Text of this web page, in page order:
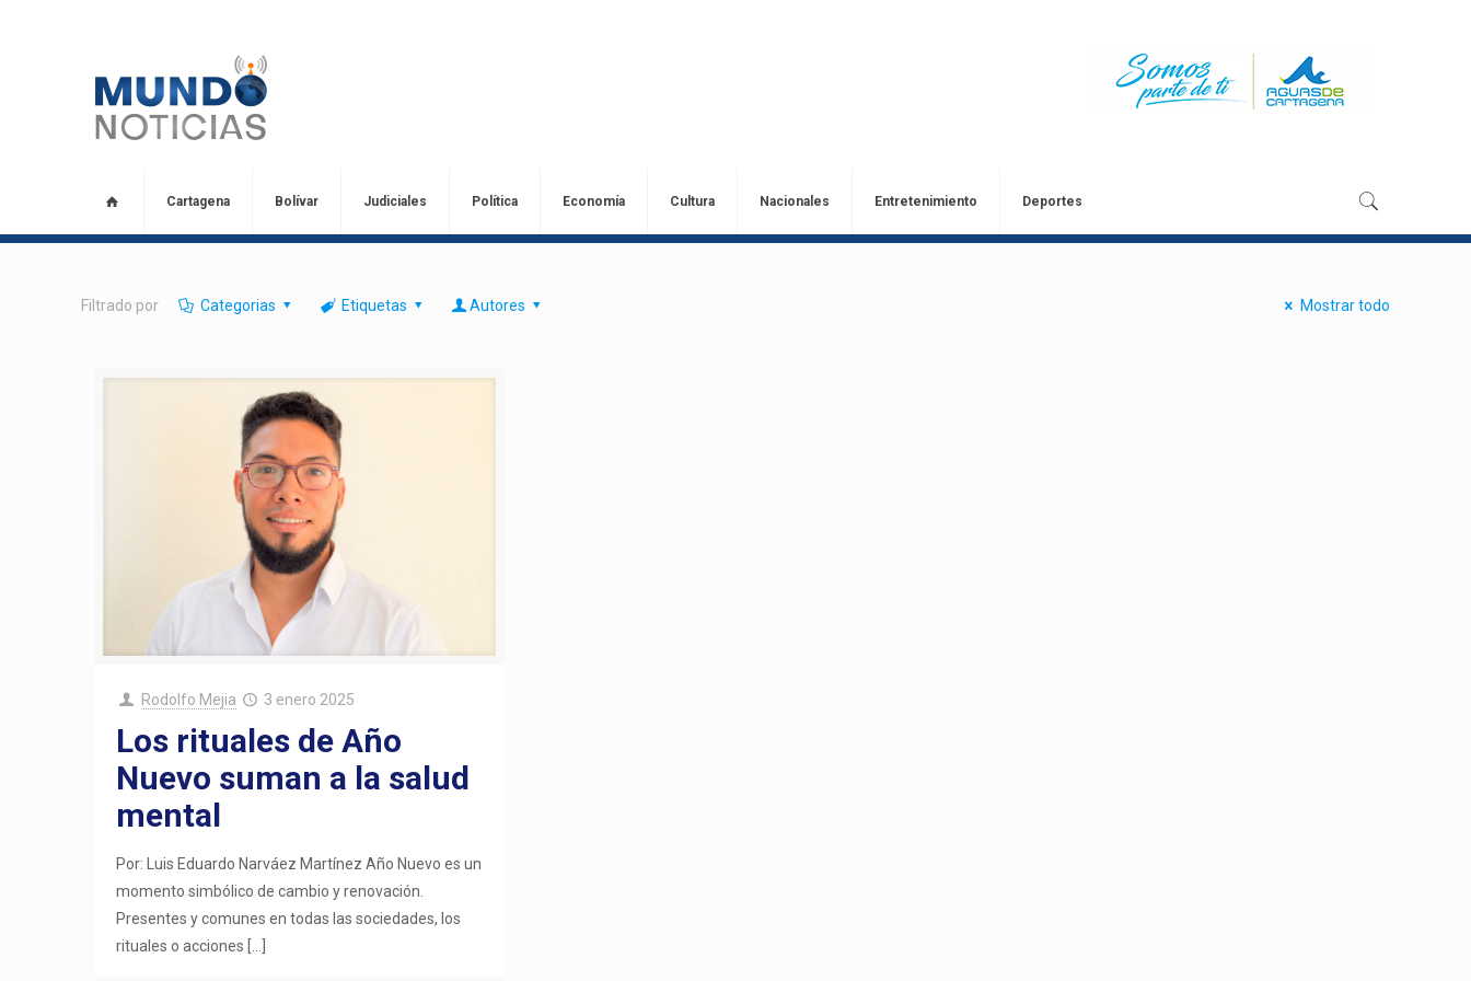
Cartagena Bolívar Judiciales Política Economía Cultura Nacionales Entretenimiento Deportes
Filtrado por Categorias Etiquetas Autores Mostrar todo
Rodolfo Mejia 3 enero 2025
Los rituales de Año
Nuevo suman a la salud
mental
Por: Luis Eduardo Narváez Martínez Año Nuevo es un
momento simbólico de cambio y renovación.
Presentes y comunes en todas las sociedades, los
rituales o acciones